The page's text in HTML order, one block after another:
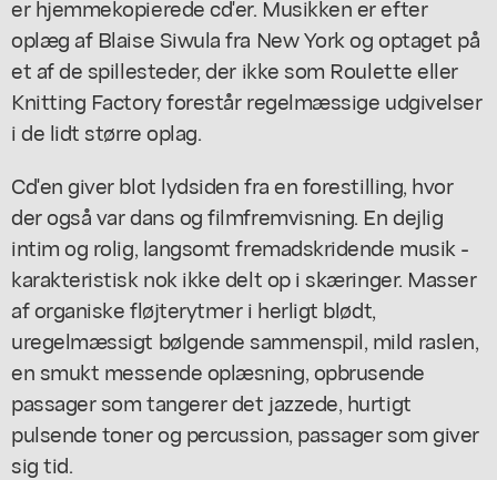
er hjemmekopierede cd'er. Musikken er efter
oplæg af Blaise Siwula fra New York og optaget på
et af de spillesteder, der ikke som Roulette eller
Knitting Factory forestår regelmæssige udgivelser
i de lidt større oplag.
Cd'en giver blot lydsiden fra en forestilling, hvor
der også var dans og filmfremvisning. En dejlig
intim og rolig, langsomt fremadskridende musik -
karakteristisk nok ikke delt op i skæringer. Masser
af organiske fløjterytmer i herligt blødt,
uregelmæssigt bølgende sammenspil, mild raslen,
en smukt messende oplæsning, opbrusende
passager som tangerer det jazzede, hurtigt
pulsende toner og percussion, passager som giver
sig tid.